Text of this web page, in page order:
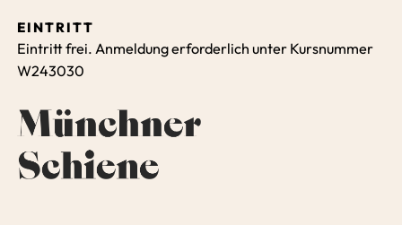
EINTRITT
Eintritt frei. Anmeldung erforderlich unter Kursnummer
W243030